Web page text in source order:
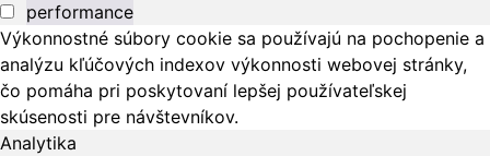
performance
Výkonnostné súbory cookie sa používajú na pochopenie a
analýzu kľúčových indexov výkonnosti webovej stránky,
čo pomáha pri poskytovaní lepšej používateľskej
skúsenosti pre návštevníkov.
Analytika